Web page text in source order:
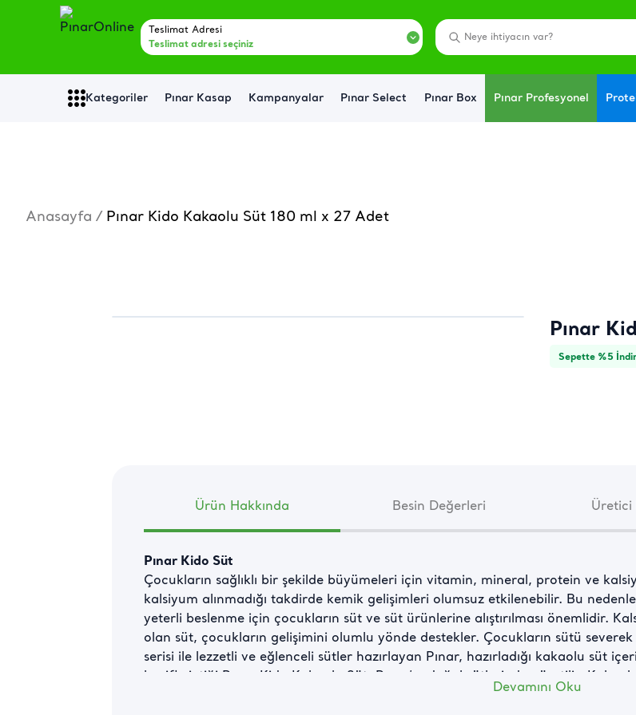
Teslimat Adresi
Teslimat adresi seçiniz
Kategoriler Pınar Kasap Kampanyalar Pınar Select Pınar Box Pınar Profesyonel
Anasayfa / Pınar Kido Kakaolu Süt 180 ml x 27 Adet
Pınar
Sepette %5
Ürün Hakkında Besin Değerleri Üretici
Pınar Kido Süt
Çocukların sağlıklı bir şekilde büyümeleri için vitamin, mineral, protein ve
kalsiyum alınmadığı takdirde kemik gelişimleri olumsuz etkilenebilir. Bu
yeterli beslenme için çocukların süt ve süt ürünlerine alıştırılması önemlidir.
olan süt, çocukların gelişimini olumlu yönde destekler. Çocukların sütü severek
serisi ile lezzetli ve eğlenceli sütler hazırlayan Pınar, hazırladığı kakaolu süt
Devamını Oku